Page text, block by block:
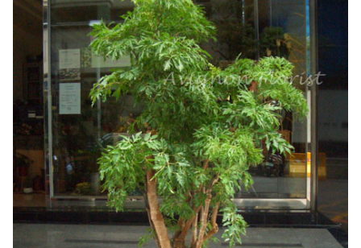
送給媽媽的花
生日|結婚週年紀念
祝福慰問
商業花禮
特殊節日
其他花禮
花的類型
聯絡我們